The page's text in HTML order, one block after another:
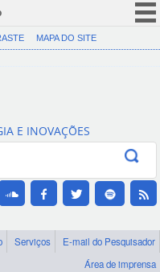
CORONAVÍRUS (COVID-19)
Canais
MAPA DO SITE
E INOVAÇÕES
Serviços
E-mail do Pesquisador
Área de imprensa